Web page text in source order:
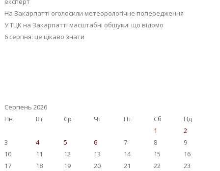
На Закарпатті оголосили метеорологічне попередження
У ТЦК на Закарпатті масштабні обшуки: що відомо
6 серпня: це цікаво знати
Серпень 2026
Пн
Вт Ср Чт Пт Сб
Нд
1
2
3
4 5 6 7 8
9
10
11 12 13 14 15
16
17
18 19 20 21 22
23